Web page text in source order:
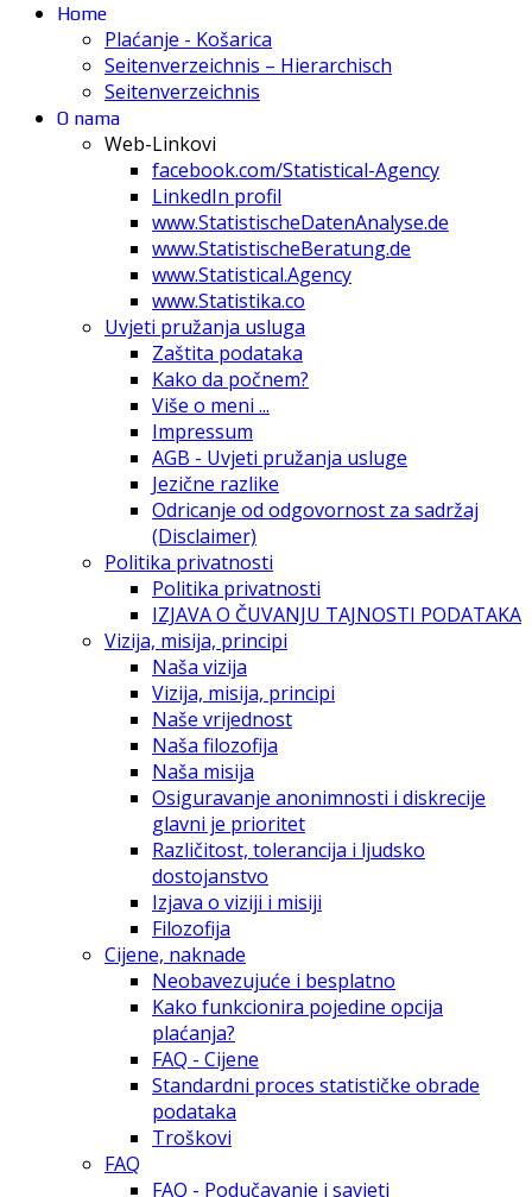
Home
Plaćanje - Košarica
Seitenverzeichnis – Hierarchisch
Seitenverzeichnis
O nama
Web-Linkovi
facebook.com/Statistical-Agency
LinkedIn profil
www.StatistischeDatenAnalyse.de
www.StatistischeBeratung.de
www.Statistical.Agency
www.Statistika.co
Uvjeti pružanja usluga
Zaštita podataka
Kako da počnem?
Više o meni ...
Impressum
AGB - Uvjeti pružanja usluge
Jezične razlike
Odricanje od odgovornost za sadržaj
(Disclaimer)
Politika privatnosti
Politika privatnosti
IZJAVA O ČUVANJU TAJNOSTI PODATAKA
Vizija, misija, principi
Naša vizija
Vizija, misija, principi
Naše vrijednost
Naša filozofija
Naša misija
Osiguravanje anonimnosti i diskrecije
glavni je prioritet
Različitost, tolerancija i ljudsko
dostojanstvo
Izjava o viziji i misiji
Filozofija
Cijene, naknade
Neobavezujuće i besplatno
Kako funkcionira pojedine opcija
plaćanja?
FAQ - Cijene
Standardni proces statističke obrade
podataka
Troškovi
FAQ
FAQ - Podučavanje i savjeti